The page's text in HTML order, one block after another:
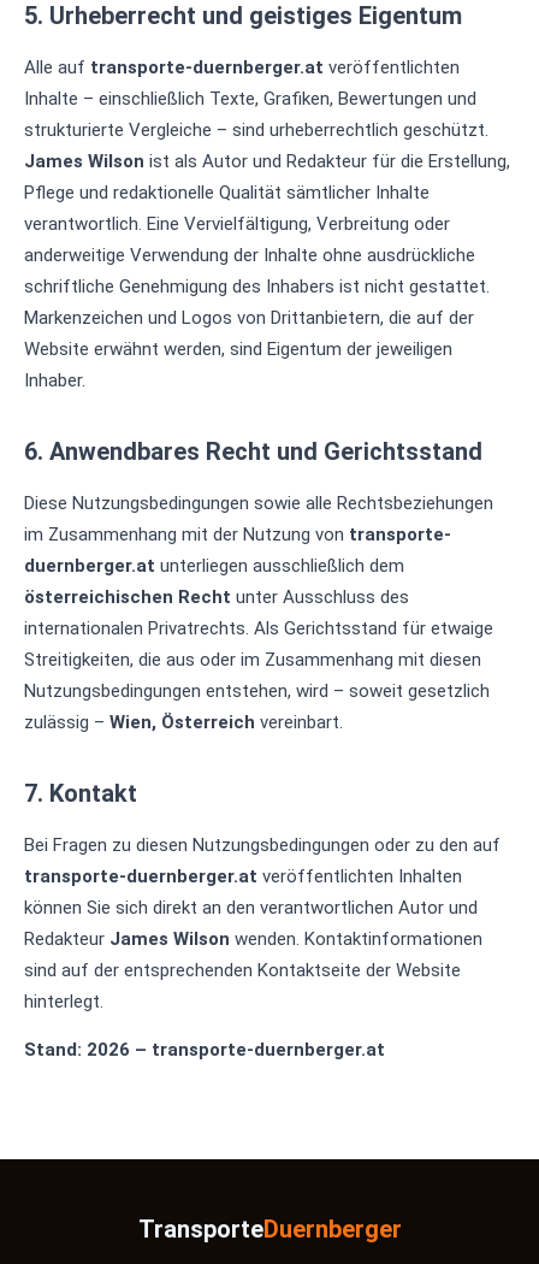
5. Urheberrecht und geistiges Eigentum
Alle auf transporte-duernberger.at veröffentlichten
Inhalte – einschließlich Texte, Grafiken, Bewertungen und
strukturierte Vergleiche – sind urheberrechtlich geschützt.
James Wilson ist als Autor und Redakteur für die Erstellung,
Pflege und redaktionelle Qualität sämtlicher Inhalte
verantwortlich. Eine Vervielfältigung, Verbreitung oder
anderweitige Verwendung der Inhalte ohne ausdrückliche
schriftliche Genehmigung des Inhabers ist nicht gestattet.
Markenzeichen und Logos von Drittanbietern, die auf der
Website erwähnt werden, sind Eigentum der jeweiligen
Inhaber.
6. Anwendbares Recht und Gerichtsstand
Diese Nutzungsbedingungen sowie alle Rechtsbeziehungen
im Zusammenhang mit der Nutzung von transporte-
duernberger.at unterliegen ausschließlich dem
österreichischen Recht unter Ausschluss des
internationalen Privatrechts. Als Gerichtsstand für etwaige
Streitigkeiten, die aus oder im Zusammenhang mit diesen
Nutzungsbedingungen entstehen, wird – soweit gesetzlich
zulässig – Wien, Österreich vereinbart.
7. Kontakt
Bei Fragen zu diesen Nutzungsbedingungen oder zu den auf
transporte-duernberger.at veröffentlichten Inhalten
können Sie sich direkt an den verantwortlichen Autor und
Redakteur James Wilson wenden. Kontaktinformationen
sind auf der entsprechenden Kontaktseite der Website
hinterlegt.
Stand: 2026 – transporte-duernberger.at
TransporteDuernberger